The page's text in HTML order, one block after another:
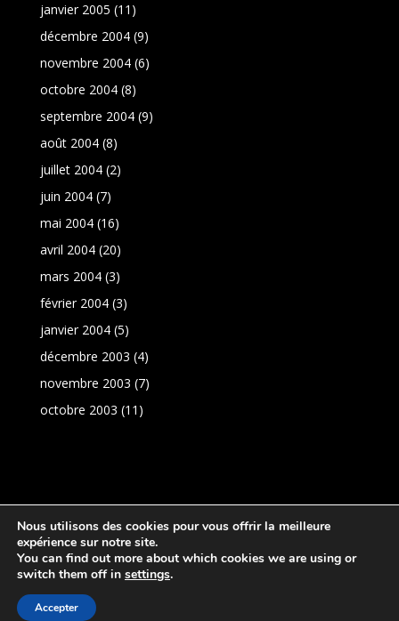
janvier 2005 (11)
décembre 2004(9)
novembre 2004(6)
octobre 2004(8)
septembre 2004(9)
août 2004(8)
juillet 2004(2)
juin 2004(7)
mai 2004(16)
avril 2004(20)
mars 2004(3)
février 2004(3)
janvier 2004(5)
décembre 2003 (4)
novembre 2003 (7)
octobre 2003 (11)
Réalisation:
Nous utilisons des cookies pour vous offrir la meilleure
expérience sur notre site.
You can find out more about which cookies we are using or
switch them off in settings.
Accepter